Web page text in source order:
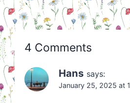
4 Comments
Hans says:
January 25, 2025 at